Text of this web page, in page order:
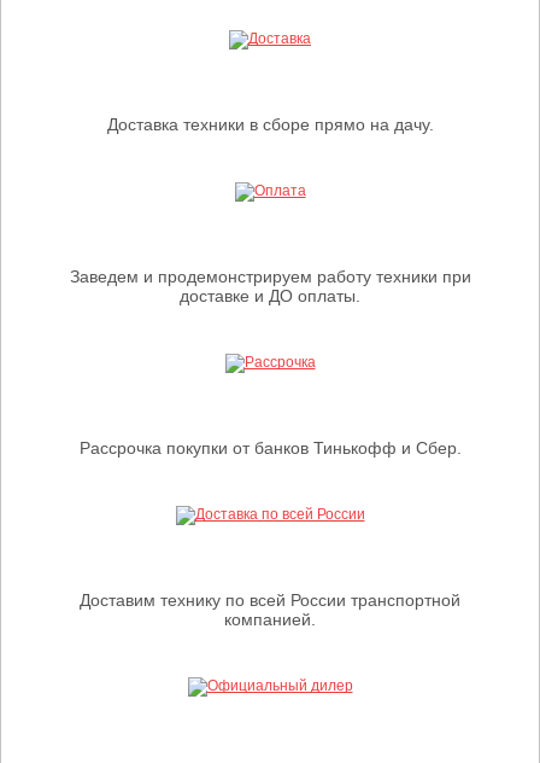
Доставка техники в сборе прямо на дачу.
Заведем и продемонстрируем работу техники при
доставке и ДО оплаты.
Рассрочка покупки от банков Тинькофф и Сбер.
Доставим технику по всей России транспортной
компанией.